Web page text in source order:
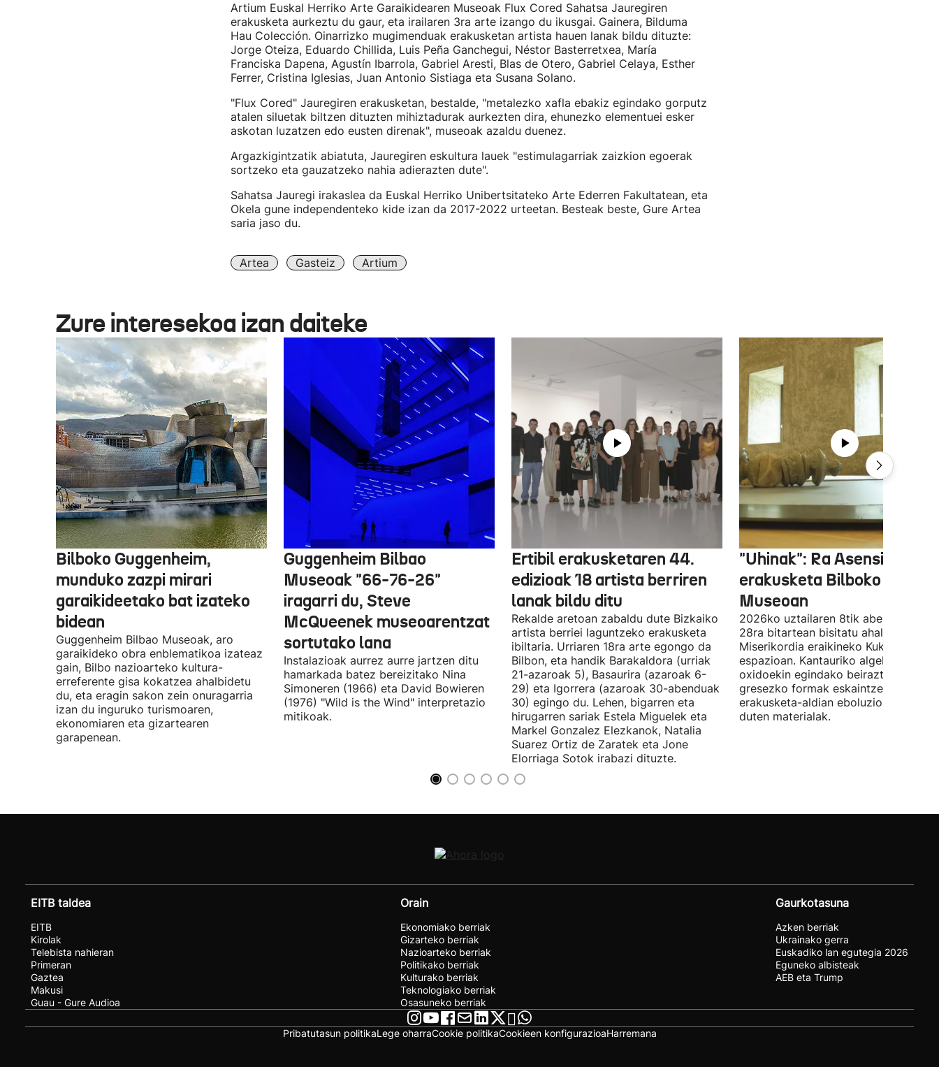
Artium Euskal Herriko Arte Garaikidearen Museoak Flux Cored Sahatsa Jauregiren
erakusketa aurkeztu du gaur, eta irailaren 3ra arte izango du ikusgai. Gainera, Bilduma
Hau Colección. Oinarrizko mugimenduak erakusketan artista hauen lanak bildu dituzte:
Jorge Oteiza, Eduardo Chillida, Luis Peña Ganchegui, Néstor Basterretxea, María
Franciska Dapena, Agustín Ibarrola, Gabriel Aresti, Blas de Otero, Gabriel Celaya, Esther
Ferrer, Cristina Iglesias, Juan Antonio Sistiaga eta Susana Solano.
"Flux Cored" Jauregiren erakusketan, bestalde, "metalezko xafla ebakiz egindako gorputz
atalen siluetak biltzen dituzten mihiztadurak aurkezten dira, ehunezko elementuei esker
askotan luzatzen edo eusten direnak", museoak azaldu duenez.
Argazkigintzatik abiatuta, Jauregiren eskultura lauek "estimulagarriak zaizkion egoerak
sortzeko eta gauzatzeko nahia adierazten dute".
Sahatsa Jauregi irakaslea da Euskal Herriko Unibertsitateko Arte Ederren Fakultatean, eta
Okela gune independenteko kide izan da 2017-2022 urteetan. Besteak beste, Gure Artea
saria jaso du.
Artea Gasteiz Artium
Zure interesekoa izan daiteke
Bilboko Guggenheim,
munduko zazpi mirari
garaikideetako bat izateko
bidean
Guggenheim Bilbao Museoak, aro
garaikideko obra enblematikoa izateaz
gain, Bilbo nazioarteko kultura-
erreferente gisa kokatzea ahalbidetu
du, eta eragin sakon zein onuragarria
izan du inguruko turismoaren,
ekonomiaren eta gizartearen
garapenean.
Guggenheim Bilbao
Museoak "66-76-26"
iragarri du, Steve
McQueenek museoarentzat
sortutako lana
Instalazioak aurrez aurre jartzen ditu
hamarkada batez bereizitako Nina
Simoneren (1966) eta David Bowieren
(1976) "Wild is the Wind" interpretazio
mitikoak.
Ertibil erakusketaren 44.
edizioak 18 artista berriren
lanak bildu ditu
Rekalde aretoan zabaldu dute Bizkaiko
artista berriei laguntzeko erakusketa
ibiltaria. Urriaren 18ra arte egongo da
Bilbon, eta handik Barakaldora (urriak
21-azaroak 5), Basaurira (azaroak 6-
29) eta Igorrera (azaroak 30-abenduak
30) egingo du. Lehen, bigarren eta
hirugarren sariak Estela Miguelek eta
Markel Gonzalez Elezkanok, Natalia
Suarez Ortiz de Zaratek eta Jone
Elorriaga Sotok irabazi dituzte.
"Uhinak": Ra Asensiren
erakusketa Bilboko Euskal
Museoan
2026ko uztailaren 8tik abenduaren
28ra bitartean bisitatu ahal izango
Miserikordia eraikineko Kukula
espazioan. Kantauriko algekin eta
oxidoekin egindako beiraztatutako
gresezko formak eskaintzen ditu,
erakusketa-aldian eboluzionatzen
duten materialak.
EITB taldea
EITB
Kirolak
Telebista nahieran
Primeran
Gaztea
Makusi
Guau - Gure Audioa
Orain
Ekonomiako berriak
Gizarteko berriak
Nazioarteko berriak
Politikako berriak
Kulturako berriak
Teknologiako berriak
Osasuneko berriak
Gaurkotasuna
Azken berriak
Ukrainako gerra
Euskadiko lan egutegia 2026
Eguneko albisteak
AEB eta Trump
Pribatutasun politikaLege oharraCookie politikaCookieen konfigurazioaHarremana